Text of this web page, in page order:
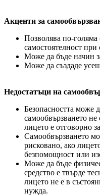
Акценти за
Позволява по-голяма
самостоятелност при
Може да бъде начин
Може да създаде
Недостатъци на
Безопасността може
самообвързването
лицето е отговорно
Самообвързването
рисковано, ако
безпомощност или
Може да бъде
средство е твърде
лицето не е в
нужда.